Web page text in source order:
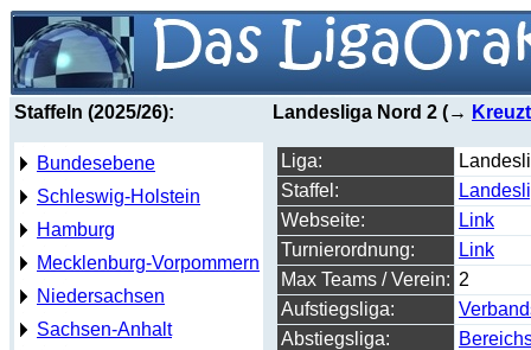
Staffeln (2025/26):
Bundesebene
Schleswig-Holstein
Hamburg
Mecklenburg-Vorpommern
Niedersachsen
Sachsen-Anhalt
Landesliga Nord 2 (→
Liga:
Staffel:
Webseite:
Link
Turnierordnung:
Link
Max Teams / Verein: 2
Aufstiegsliga:
Abstiegsliga: